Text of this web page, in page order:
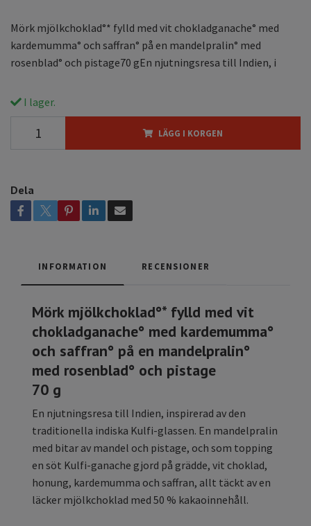
Mörk mjölkchoklad°* fylld med vit chokladganache° med
kardemumma° och saffran° på en mandelpralin° med
rosenblad° och pistage70 gEn njutningsresa till Indien, i
I lager.
LÄGG I KORGEN
Dela
INFORMATION RECENSIONER
Mörk mjölkchoklad°* fylld med vit
chokladganache° med kardemumma°
och saffran° på en mandelpralin°
med rosenblad° och pistage
70 g
En njutningsresa till Indien, inspirerad av den
traditionella indiska Kulfi-glassen. En mandelpralin
med bitar av mandel och pistage, och som topping
en söt Kulfi-ganache gjord på grädde, vit choklad,
honung, kardemumma och saffran, allt täckt av en
läcker mjölkchoklad med 50 % kakaoinnehåll.